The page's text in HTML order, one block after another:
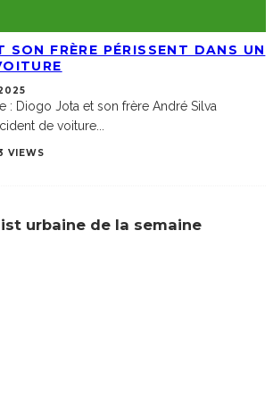
SON FRÈRE PÉRISSENT DANS UN
: Diogo Jota et son frère André Silva
de voiture
VIEWS
urbaine de la semaine